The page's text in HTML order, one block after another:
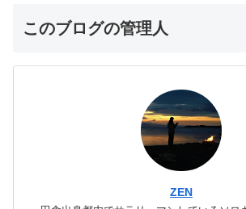
このブログの管理人
ZEN